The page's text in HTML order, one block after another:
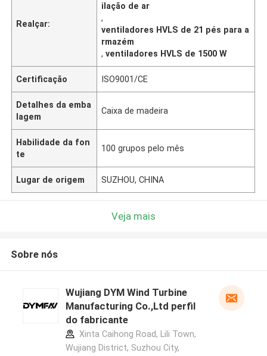
Realçar:
ilação de ar
,
ventiladores HVLS de 21 pés para a
rmazém
,ventiladores HVLS de 1500 W
Certificação ISO9001/CE
Detalhes da emba
lagem
Caixa de madeira
Habilidade da fon
te
100 grupos pelo mês
Lugar de origem SUZHOU, CHINA
Veja mais
Sobre nós
Wujiang DYM Wind Turbine
Manufacturing Co.,Ltd perfil
do fabricante
Xinta Caihong Road, Lili Town,
Wujiang District, Suzhou City,